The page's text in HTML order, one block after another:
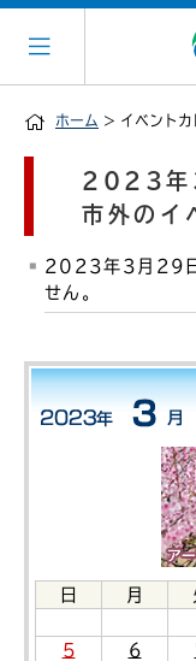
ホーム > イベントカ
日 月
5
6
2023年
市外のイ
2023年3月29日
せん。